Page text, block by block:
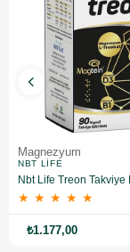
Magnezyum
NBT LIFE
★ ★ ★ ★ ★
₺1.177,00